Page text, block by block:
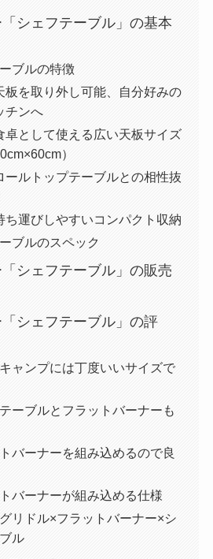
シェフテーブル」の基本
ブルの特徴
を取り外し可能、自分好みの
チンへ
として使える広い天板サイズ
）
ルトップテーブルとの相性抜
運びしやすいコンパクト収納
ブルのスペック
シェフテーブル」の販売
シェフテーブル」の評
ャンプには丁度いいサイズで
ーブルとフラットバーナーも
バーナーを組み込めるので良
バーナーが組み込める仕様
リドル×フラットバーナー×シ
ル